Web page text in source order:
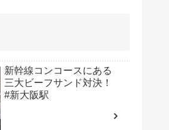
新幹線コンコースにある
三大ビーフサンド対決！
#新大阪駅